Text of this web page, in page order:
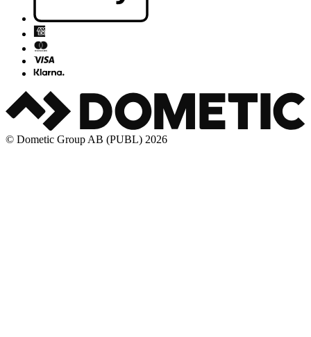
© Dometic Group AB (PUBL) 2026